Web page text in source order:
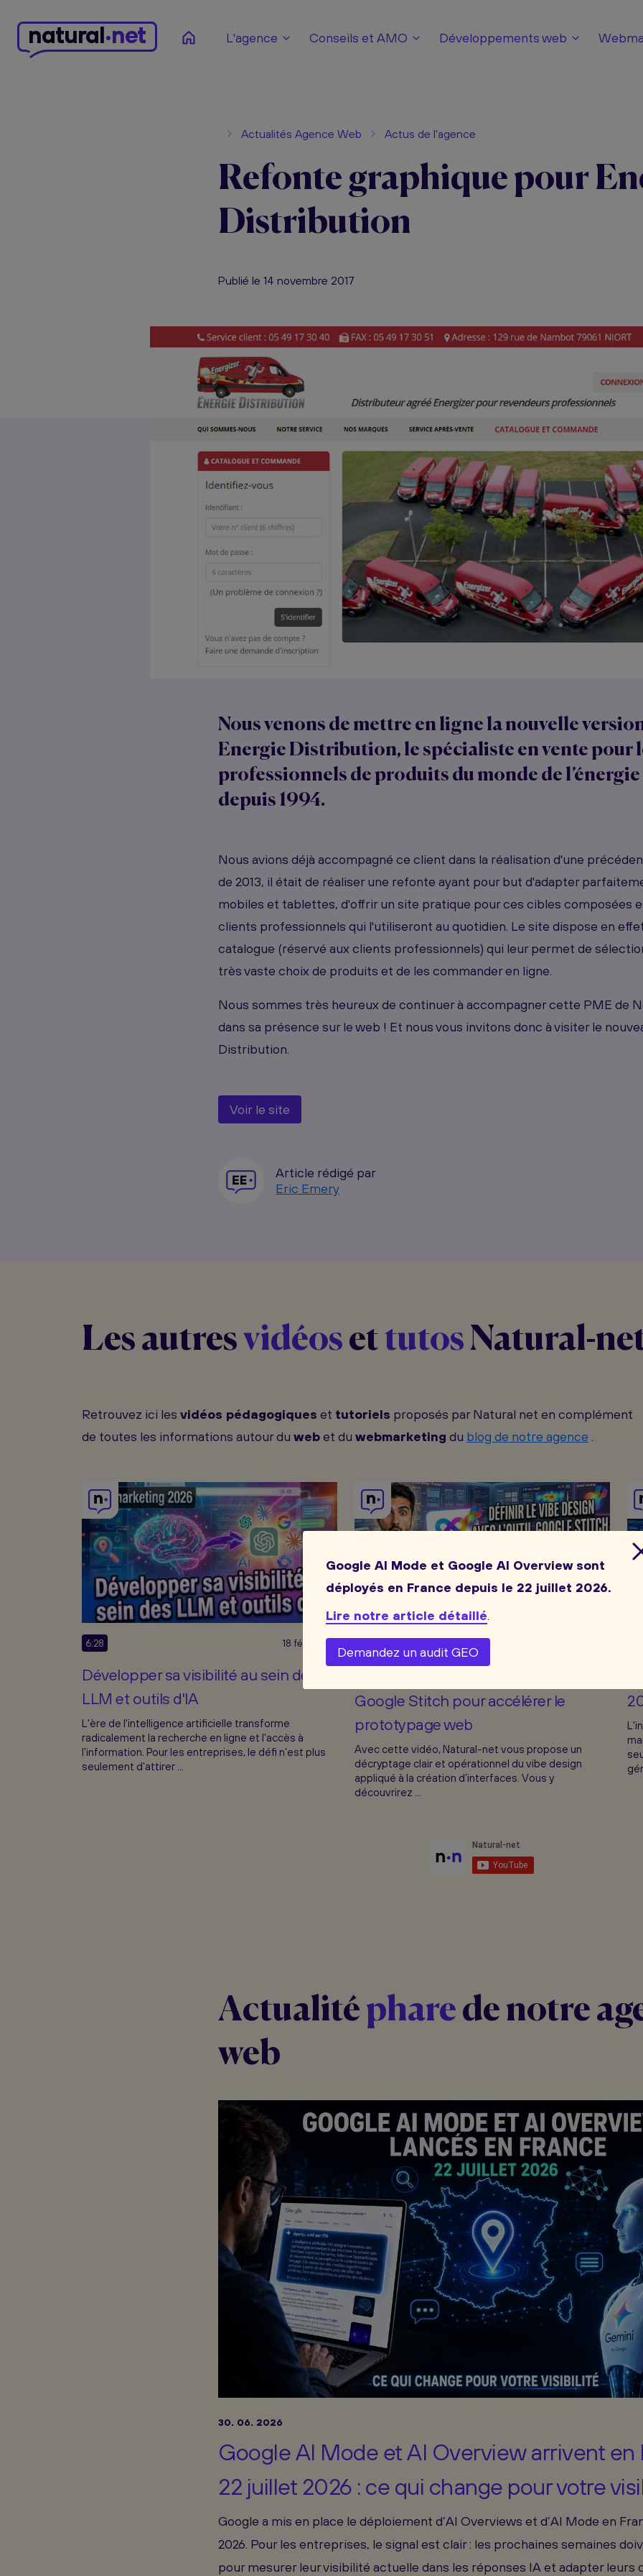
natural net L'agence Conseils et AMO Développements web
Actualités Agence Web Actus de l'agence
Refonte graphique pour
Distribution
Publié le 14 novembre 2017
Nous venons de mettre en ligne la nouvelle
Energie Distribution, le spécialiste en vente pour
professionnels de produits du monde de
depuis 1994.
Nous avions déjà accompagné ce client dans la réalisation d'une
de 2013, il était de réaliser une refonte ayant pour but d'adapter
mobiles et tablettes, d'offrir un site pratique pour ces cibles composées
clients professionnels qui l'utiliseront au quotidien. Le site dispose en
catalogue (réservé aux clients professionnels) qui leur permet de
très vaste choix de produits et de les commander en ligne.
Nous sommes très heureux de continuer à accompagner cette PME de
dans sa présence sur le web ! Et nous vous invitons donc à visiter le
Distribution.
Voir le site
Article rédigé par
Eric Emery
Les autresvidéos ettutosNatural-
Retrouvez ici les vidéos pédagogiques et tutoriels proposés par Natural net en complément
de toutes les informations autour du webet du webmarketing du blog de notre agence .
6:28 18 fév. 2026
Développer sa visibilité au sein des
LLM et outils d'IA
L'ère de l'intelligence artificielle transforme
radicalement la recherche en ligne et l'accès à
l'information. Pour les entreprises, le défi n'est plus
seulement d'attirer ...
Google Stitch pour accélérer le
prototypage web
Avec cette vidéo, Natural-net vous propose un
décryptage clair et opérationnel du vibe design
appliqué à la création d’interfaces. Vous y
découvrirez ...
Actualité phare de notre
web
30. 06. 2026
Google AI Mode et AI Overview arrivent en
22 juillet 2026 : ce qui change pour votre
Google a mis en place le déploiement d’AI Overviews et d’AI Mode en
2026. Pour les entreprises, le signal est clair : les prochaines semaines
pour mesurer leur visibilité actuelle dans les réponses IA et adapter leurs
Google AI Mode et Google AI Overview sont
déployés en France depuis le 22 juillet 2026.
Lire notre article détaillé.
Demandez un audit GEO